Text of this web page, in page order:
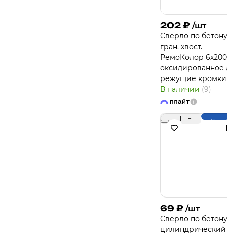
202 ₽ /шт
Сверло по
гран. хвост.
РемоКолор
оксидированное
режущие кромки
В наличии (9)
- 1 +
69 ₽ /шт
Сверло по бетону
цилиндрический